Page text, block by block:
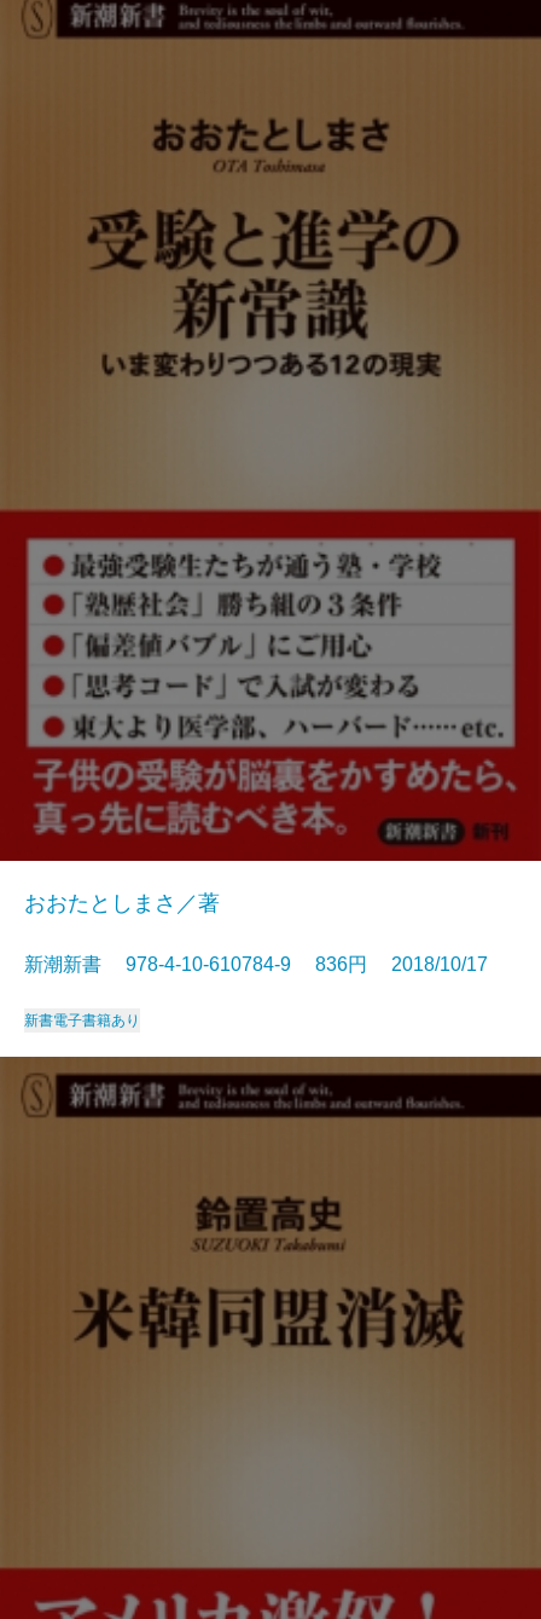
おおたとしまさ／著
新潮新書 978-4-10-610784-9 836円 2018/10/17
新書電子書籍あり